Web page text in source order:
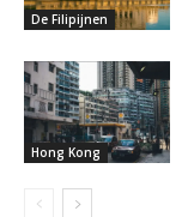
De Filipijnen
Hong Kong